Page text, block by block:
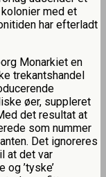
med et
har efterladt
Monarkiet en
trekantshandel
øer, suppleret
det resultat at
som nummer
Det ignoreres
at det var
’tyske’